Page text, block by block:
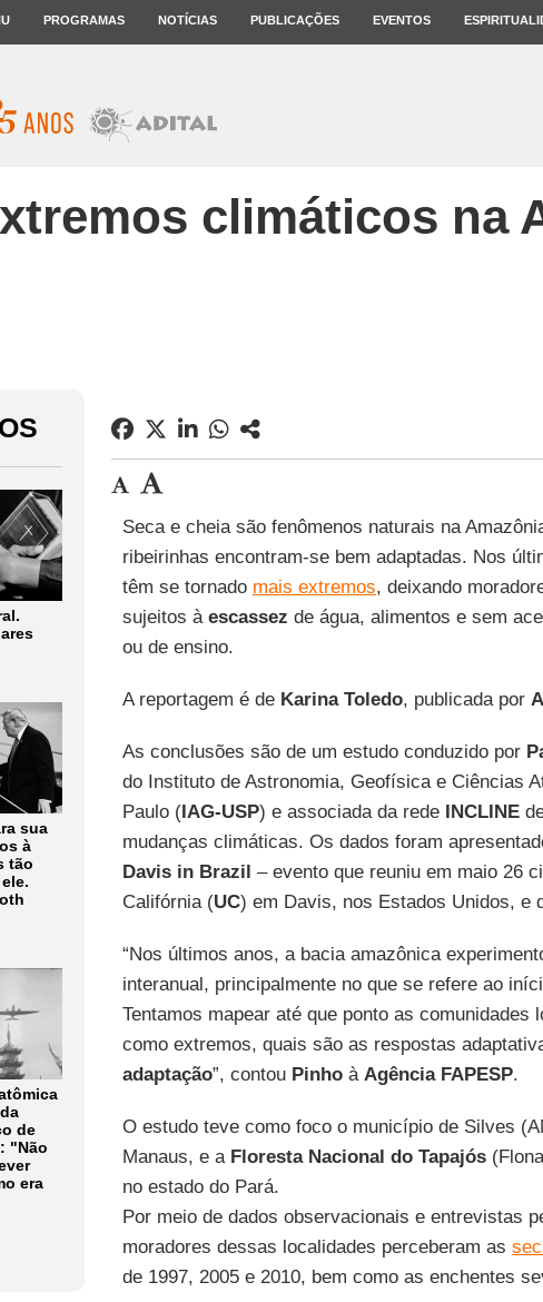
PROGRAMAS NOTÍCIAS PUBLICAÇÕES EVENTOS
climáticos na
sua
à
tão
de
"Não
era
Seca e cheia são fenômenos naturais na
ribeirinhas encontram-se bem adaptadas. Nos
têm se tornado mais extremos, deixando
sujeitos à escassez de água, alimentos e sem
ou de ensino.
A reportagem é de Karina Toledo, publicada por
As conclusões são de um estudo conduzido por
do Instituto de Astronomia, Geofísica e Ciências
Paulo (IAG-USP) e associada da redeINCLINE
mudanças climáticas. Os dados foram
Davis in Brazil – evento que reuniu em maio 26
Califórnia (UC) em Davis, nos Estados Unidos, e
“Nos últimos anos, a bacia amazônica
interanual, principalmente no que se refere ao
Tentamos mapear até que ponto as comunidades
como extremos, quais são as respostas
adaptação”, contou Pinhoà Agência FAPESP.
O estudo teve como foco o município de Silves
Manaus, e a Floresta Nacional do Tapajós
no estado do Pará.
Por meio de dados observacionais e entrevistas
moradores dessas localidades perceberam as
de 1997, 2005 e 2010, bem como as enchentes